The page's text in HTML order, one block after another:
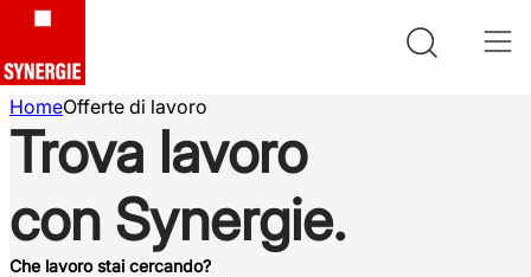
HomeOfferte di lavoro
Trova lavoro
con Synergie.
Che lavoro stai cercando?